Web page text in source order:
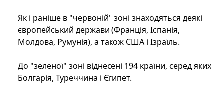
Як і раніше в "червоній" зоні знаходяться деякі
європейський держави (Франція, Іспанія,
Молдова, Румунія), а також США і Ізраїль.
До "зеленої" зоні віднесені 194 країни, серед яких
Болгарія, Туреччина і Єгипет.